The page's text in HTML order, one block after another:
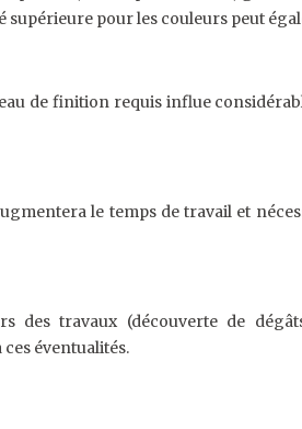
pour les couleurs peut
de finition requis influe
le temps de travail et
travaux (découverte de
éventualités.